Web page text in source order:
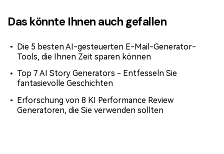
Das könnte Ihnen auch gefallen
Die 5 besten AI-gesteuerten E-Mail-Generator-
Tools, die Ihnen Zeit sparen können
Top 7 AI Story Generators - Entfesseln Sie
fantasievolle Geschichten
Erforschung von 8 KI Performance Review
Generatoren, die Sie verwenden sollten